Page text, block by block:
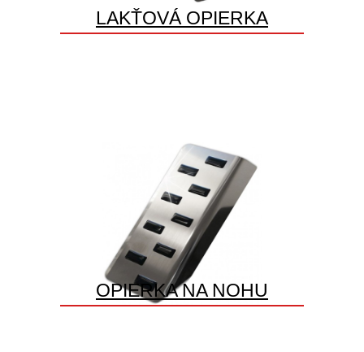
LAKŤOVÁ OPIERKA
OPIERKA NA NOHU